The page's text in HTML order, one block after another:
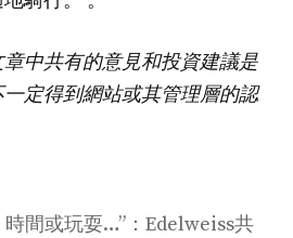
中共有的意見和投資建議是
定得到網站或其管理層的認
時間或玩耍…”：Edelweiss共